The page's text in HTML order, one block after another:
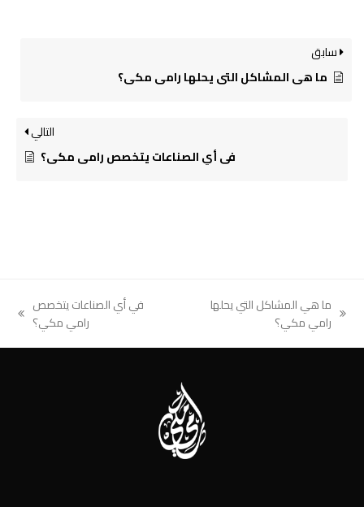
سابق
ما هي المشاكل التي يحلها رامي مكي؟
التالي
في أي الصناعات يتخصص رامي مكي؟
previous
ما هي المشاكل التي يحلها
رامي مكي؟
في أي الصناعات يتخصص
رامي مكي؟